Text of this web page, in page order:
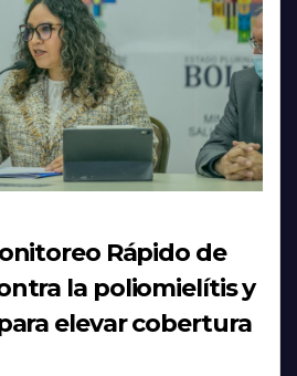
Rápido de
la poliomielítis y
elevar cobertura